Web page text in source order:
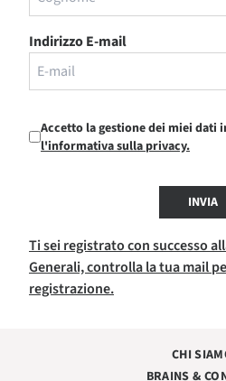
Indirizzo E-mail
Accetto la gestione dei miei dati
l'informativa sulla privacy.
INVIA
Ti sei registrato con successo
Generali, controlla la tua mail
registrazione.
CHI
BRAINS &